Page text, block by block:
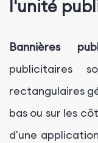
l'unité
Bannières
publicitaires
rectangulaires
bas ou sur les
d'une